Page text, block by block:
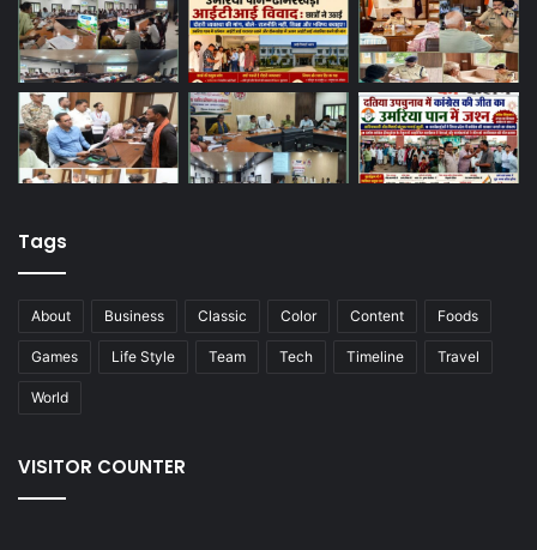
Tags
About Business Classic Color Content Foods
Games Life Style Team Tech Timeline Travel
World
VISITOR COUNTER